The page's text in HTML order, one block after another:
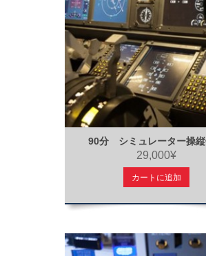
90分 シミュレーター操縦
29,000¥
カートに追加